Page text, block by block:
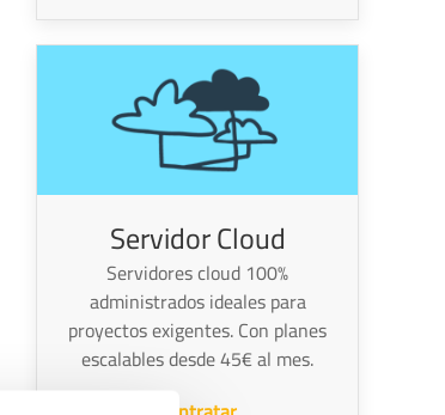
Servidor Cloud
Servidores cloud 100%
administrados ideales para
proyectos exigentes. Con planes
escalables desde 45€ al mes.